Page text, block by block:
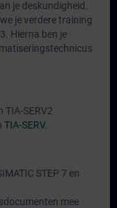
je deskundigheid.
je verdere training
Hierna ben je
TIA-SERV2
TIA-SERV.
STEP 7 en
mee